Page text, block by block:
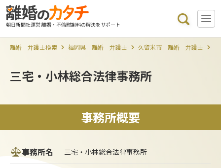
朝日新聞社運営 離婚・不倫慰謝料の解決をサポート
離婚 弁護士検索 福岡県 離婚 弁護士 久留米市 離婚 弁護士
三宅・小林総合法律事務所
事務所概要
事務所名 三宅・小林総合法律事務所